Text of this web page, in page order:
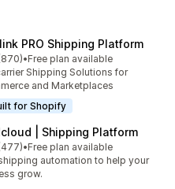
PRO Shipping Platform
üzerinden
870 değerlendirme
•Free plan available
Shipping Solutions for
and Marketplaces
for Shopify
| Shipping Platform
üzerinden
477 değerlendirme
•Free plan available
automation to help your
grow.